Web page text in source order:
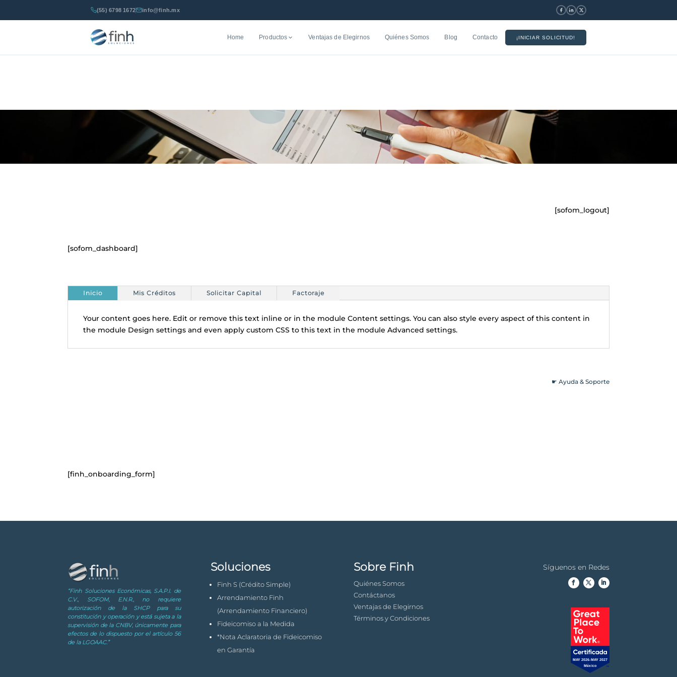
(55) 6798 1672 info@finh.mx
Home Productos Ventajas de Elegirnos Quiénes Somos Blog Contacto ¡INICIAR SOLICITUD!
[sofom_logout]
[sofom_dashboard]
Inicio Mis Créditos Solicitar Capital Factoraje
Your content goes here. Edit or remove this text inline or in the module Content settings. You can also style every aspect of this content in
the module Design settings and even apply custom CSS to this text in the module Advanced settings.
☛ Ayuda & Soporte
[finh_onboarding_form]
“Finh Soluciones Económicas, S.A.P.I. de
C.V., SOFOM, E.N.R., no requiere
autorización de la SHCP para su
constitución y operación y está sujeta a la
supervisión de la CNBV, únicamente para
efectos de lo dispuesto por el artículo 56
de la LGOAAC.”
Soluciones
Finh S (Crédito Simple)
Arrendamiento Finh
(Arrendamiento Financiero)
Fideicomiso a la Medida
*Nota Aclaratoria de Fideicomiso
en Garantía
Sobre Finh
Quiénes Somos
Contáctanos
Ventajas de Elegirnos
Términos y Condiciones
Síguenos en Redes
MAY 2026-MAY 2027
México